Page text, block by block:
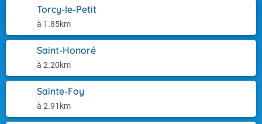
Torcy-le-Petit
à 1.85km
Saint-Honoré
à 2.20km
Sainte-Foy
à 2.91km